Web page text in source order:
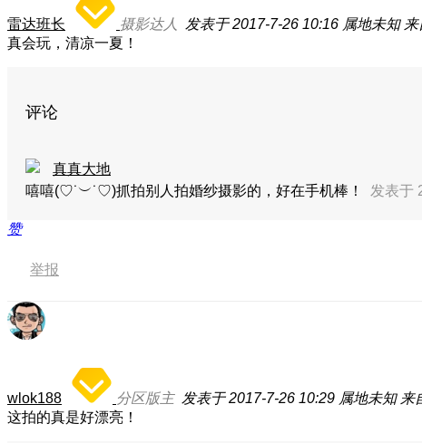
雷达班长 摄影达人 发表于 2017-7-26 10:16 属地未知
真会玩，清凉一夏！
评论
真真大地
嘻嘻(♡˙︶˙♡)抓拍别人拍婚纱摄影的，好在手机棒！ 发表于
赞
举报
wlok188 分区版主 发表于 2017-7-26 10:29 属地未知 来
这拍的真是好漂亮！